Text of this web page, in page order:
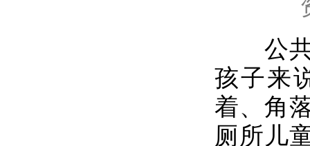
公共
孩子来
着、角
厕所儿